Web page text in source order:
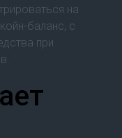
на
баланс, с
при